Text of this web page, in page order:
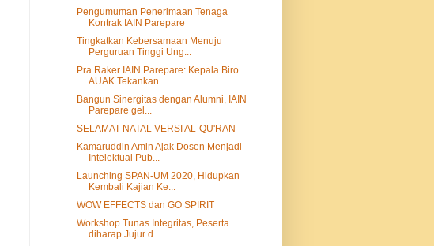
Pengumuman Penerimaan Tenaga
Kontrak IAIN Parepare
Tingkatkan Kebersamaan Menuju
Perguruan Tinggi Ung...
Pra Raker IAIN Parepare: Kepala Biro
AUAK Tekankan...
Bangun Sinergitas dengan Alumni, IAIN
Parepare gel...
SELAMAT NATAL VERSI AL-QU'RAN
Kamaruddin Amin Ajak Dosen Menjadi
Intelektual Pub...
Launching SPAN-UM 2020, Hidupkan
Kembali Kajian Ke...
WOW EFFECTS dan GO SPIRIT
Workshop Tunas Integritas, Peserta
diharap Jujur d...